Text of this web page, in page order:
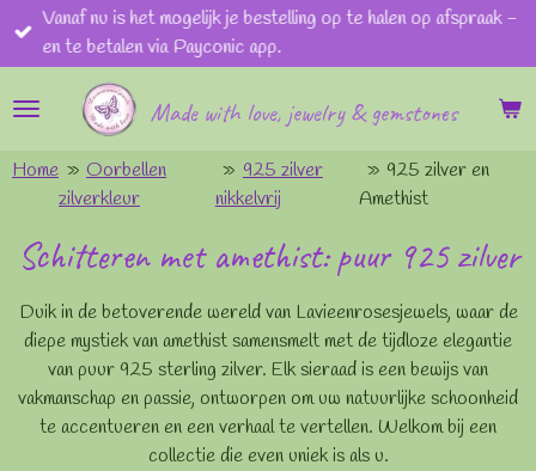
Ga
direct
de
hoofdinhoud
Made with love, jewelry & gemstones
Vanaf nu is het mogelijk je bestelling op te halen op afspraak -
en te betalen via Payconic app.
Home » Oorbellen
zilverkleur
» 925 zilver
nikkelvrij
» 925 zilver en
Amethist
Schitteren met amethist: puur 925 zilver
Duik in de betoverende wereld van Lavieenrosesjewels, waar de
diepe mystiek van amethist samensmelt met de tijdloze elegantie
van puur 925 sterling zilver. Elk sieraad is een bewijs van
vakmanschap en passie, ontworpen om uw natuurlijke schoonheid
te accentueren en een verhaal te vertellen. Welkom bij een
collectie die even uniek is als u.